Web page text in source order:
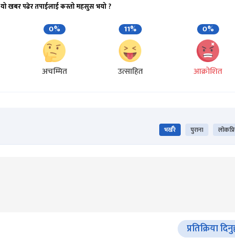
यो खबर पढेर तपाईलाई कस्तो महसुस भयो ?
0%
अचम्मित
11%
उत्साहित
0%
आक्रोशित
भर्खरै पुराना
प्रतिक्रिया